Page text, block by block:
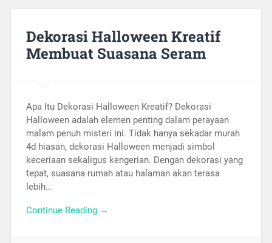
Dekorasi Halloween Kreatif
Membuat Suasana Seram
Apa Itu Dekorasi Halloween Kreatif? Dekorasi
Halloween adalah elemen penting dalam perayaan
malam penuh misteri ini. Tidak hanya sekadar murah
4d hiasan, dekorasi Halloween menjadi simbol
keceriaan sekaligus kengerian. Dengan dekorasi yang
tepat, suasana rumah atau halaman akan terasa
lebih…
Continue Reading →